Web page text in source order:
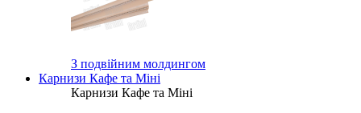
З подвійним молдингом
Карнизи Кафе та Міні
Карнизи Кафе та Міні